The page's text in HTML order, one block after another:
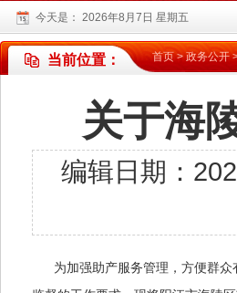
今天是： 2026年8月7日 星期五
当前位置： 首页>政务公开
关于海
编辑日期：
为加强助产服务管理，方便群众